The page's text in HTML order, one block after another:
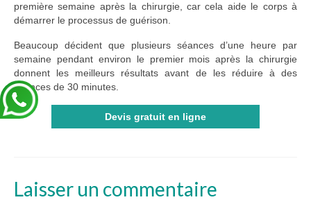
première semaine après la chirurgie, car cela aide le corps à
démarrer le processus de guérison.
Beaucoup décident que plusieurs séances d’une heure par
semaine pendant environ le premier mois après la chirurgie
donnent les meilleurs résultats avant de les réduire à des
séances de 30 minutes.
Devis gratuit en ligne
Laisser un commentaire